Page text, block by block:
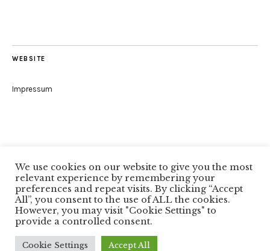
WEBSITE
Impressum
Folge uns
Facebook
Copyright © 2026Autorenkreis Würzburg
Proudly powered byWordPress
We use cookies on our website to give you the most
relevant experience by remembering your
preferences and repeat visits. By clicking “Accept
All”, you consent to the use of ALL the cookies.
However, you may visit "Cookie Settings" to
provide a controlled consent.
Cookie Settings Accept All